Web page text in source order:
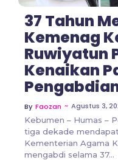
37 Tahun
Kemenag
Ruwiyatun
Kenaikan
By Faozan ~ Agustus 3,
Kebumen – Humas –
tiga dekade
Kementerian Agama
mengabdi selama 37...